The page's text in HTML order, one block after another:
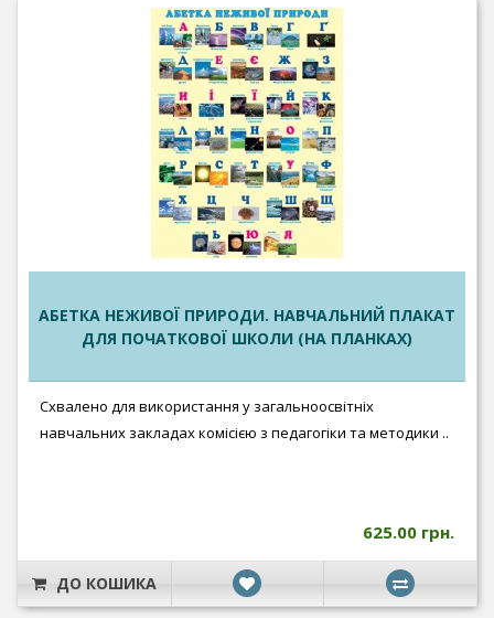
АБЕТКА НЕЖИВОЇ ПРИРОДИ. НАВЧАЛЬНИЙ ПЛАКАТ
ДЛЯ ПОЧАТКОВОЇ ШКОЛИ (НА ПЛАНКАХ)
Схвалено для використання у загальноосвітніх
навчальних закладах комісією з педагогіки та методики ..
625.00 грн.
ДО КОШИКА